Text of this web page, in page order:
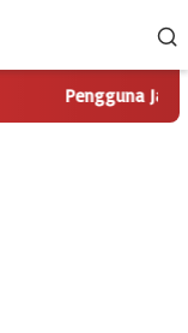
Pengguna Jalan